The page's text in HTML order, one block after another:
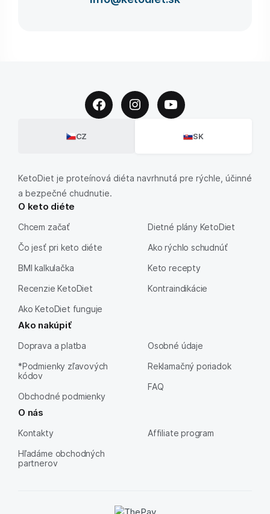
CZ SK
KetoDiet je proteínová diéta navrhnutá pre rýchle, účinné
a bezpečné chudnutie.
O keto diéte
Chcem začať
Čo jesť pri keto diéte
BMI kalkulačka
Recenzie KetoDiet
Ako KetoDiet funguje
Dietné plány KetoDiet
Ako rýchlo schudnúť
Keto recepty
Kontraindikácie
Ako nakúpiť
Doprava a platba
*Podmienky zľavových
kódov
Obchodné podmienky
Osobné údaje
Reklamačný poriadok
FAQ
O nás
Kontakty
Hľadáme obchodných
partnerov
Affiliate program